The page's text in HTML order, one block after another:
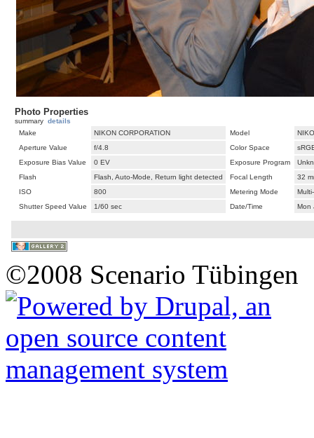
Photo Properties
summary details
Make
NIKON CORPORATION Model
Aperture Value
f/4.8 Color Space
Exposure Bias Value
0 EV Exposure Program
Flash
Flash, Auto-Mode, Return light detected Focal Length
32
ISO
800 Metering Mode
Shutter Speed Value
1/60 sec Date/Time Mon
©2008 Scenario Tübingen